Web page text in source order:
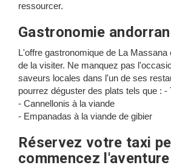
ressourcer.
Gastronomie
L'offre gastronomique de La Massana
de la visiter. Ne manquez pas
saveurs locales dans l'un de ses
pourrez déguster des plats tels que : -
- Cannellonis à la viande
- Empanadas à la viande de gibier
Réservez votre taxi
commencez